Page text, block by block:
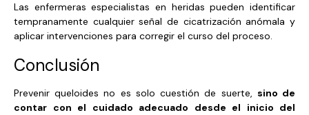
Las enfermeras especialistas en heridas pueden identificar
tempranamente cualquier señal de cicatrización anómala y
aplicar intervenciones para corregir el curso del proceso.
Conclusión
Prevenir queloides no es solo cuestión de suerte, sino de
contar con el cuidado adecuado desde el inicio del